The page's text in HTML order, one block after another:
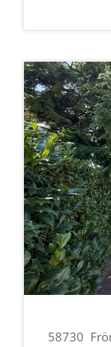
58730